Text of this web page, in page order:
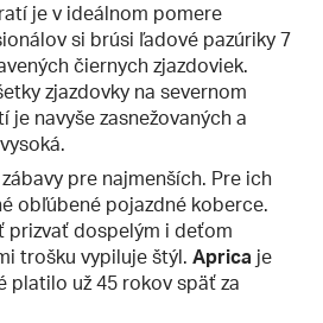
je v ideálnom pomere
si brúsi ľadové pazúriky 7
čiernych zjazdoviek.
zjazdovky na severnom
je navyše zasnežovaných a
pre najmenších. Pre ich
obľúbené pojazdné koberce.
prizvať dospelým i deťom
trošku vypiluje štýl. Aprica je
platilo už 45 rokov späť za